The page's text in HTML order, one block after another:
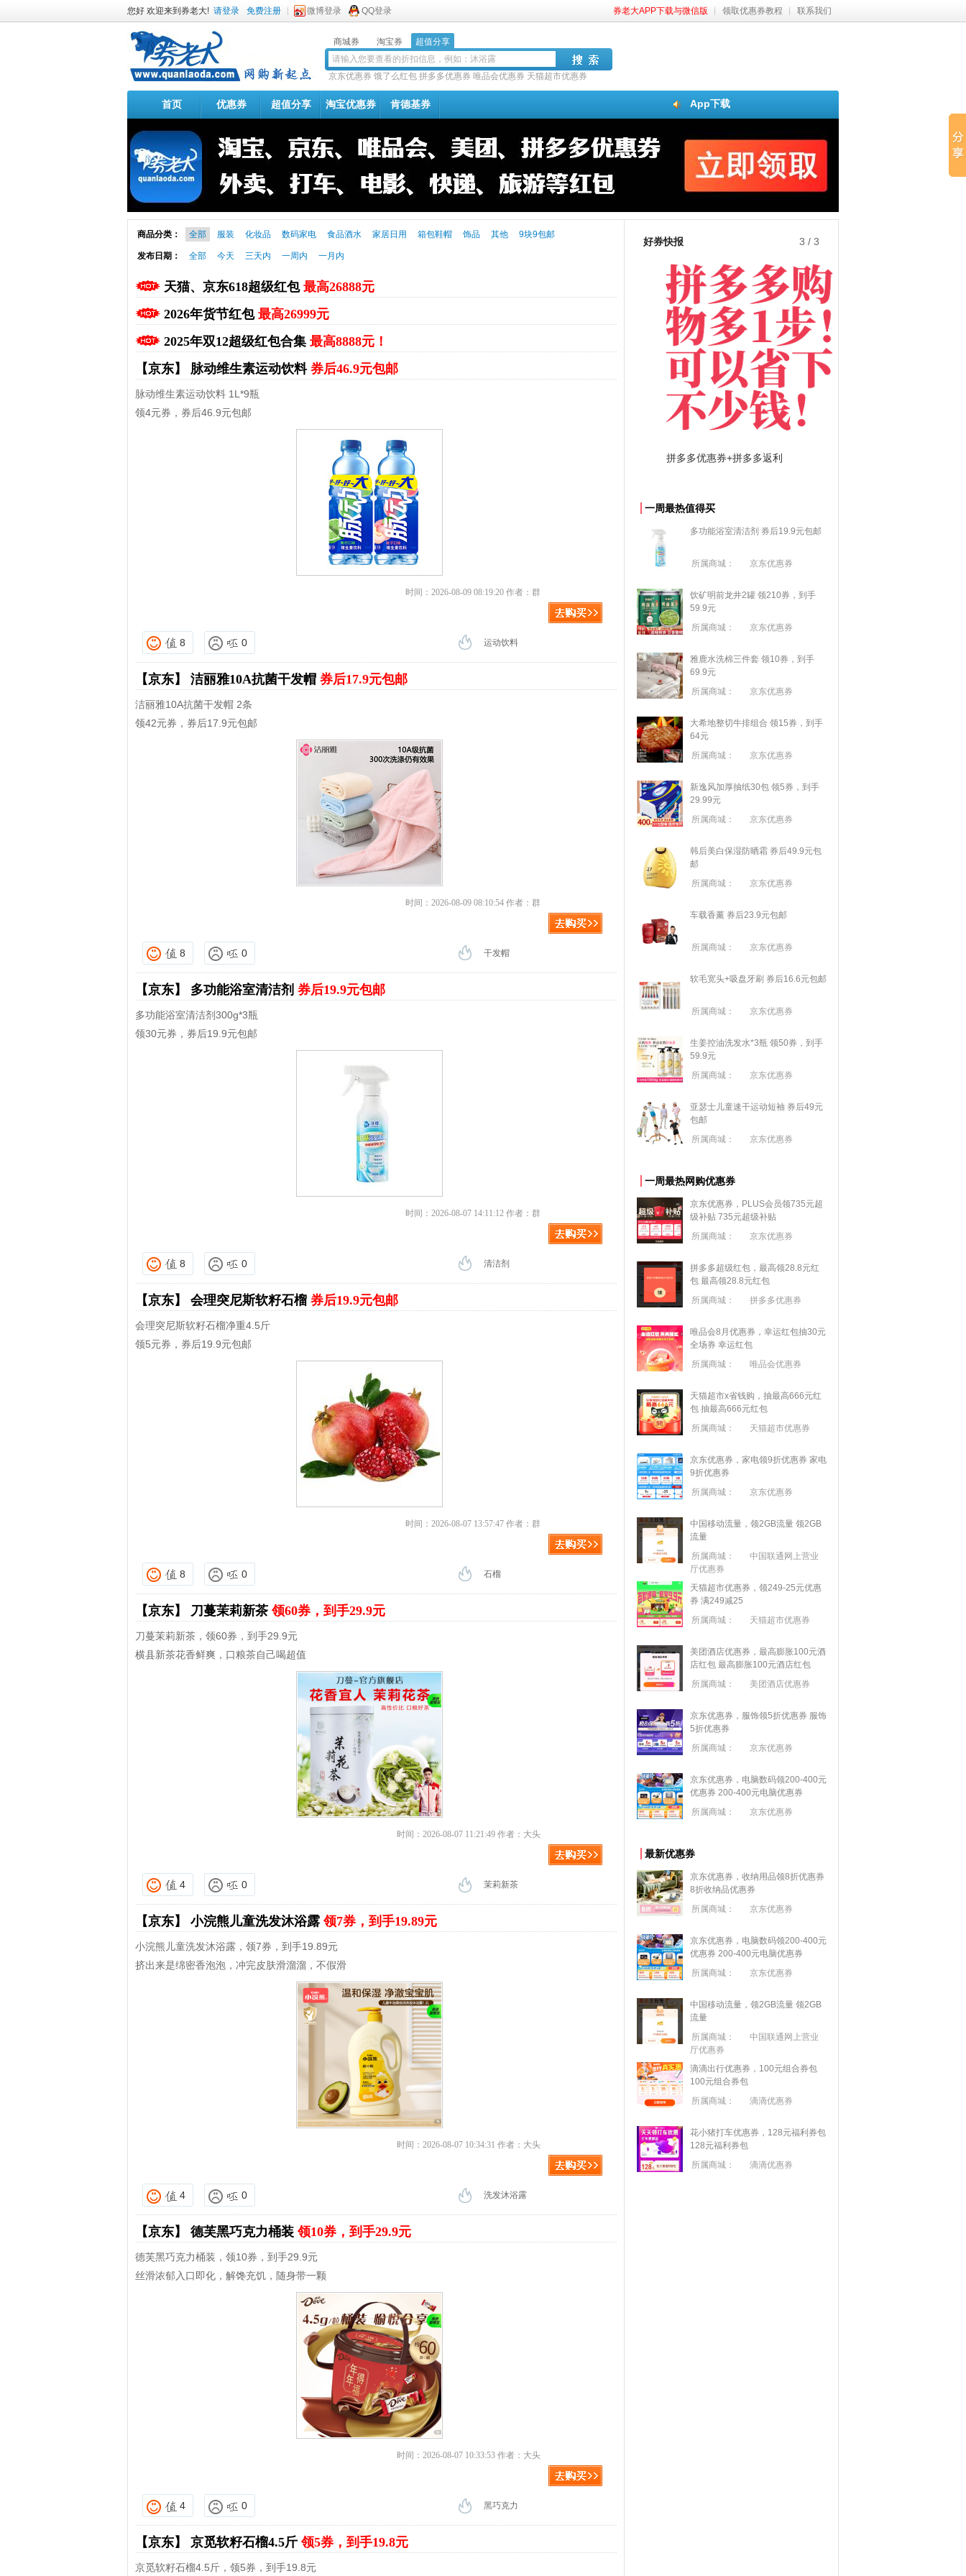
您好 欢迎来到券老大! 请登录 免费注册 微博登录 QQ登录 券老大APP下载与微信版 领取优惠券教程 联系我们
商城券 淘宝券 超值分享
京东优惠券 饿了么红包 拼多多优惠券 唯品会优惠券 天猫超市优惠券
App下载
首页 优惠券 超值分享 淘宝优惠券 肯德基券
商品分类： 全部 服装 化妆品 数码家电 食品酒水 家居日用 箱包鞋帽 饰品 其他 9块9包邮
发布日期： 全部 今天 三天内 一周内 一月内
天猫、京东618超级红包 最高26888元
2026年货节红包 最高26999元
2025年双12超级红包合集 最高8888元！
【京东】 脉动维生素运动饮料 券后46.9元包邮
脉动维生素运动饮料 1L*9瓶
领4元券，券后46.9元包邮
时间：2026-08-09 08:19:20 作者：群
8 0 运动饮料
【京东】 洁丽雅10A抗菌干发帽 券后17.9元包邮
洁丽雅10A抗菌干发帽 2条
领42元券，券后17.9元包邮
时间：2026-08-09 08:10:54 作者：群
8 0 干发帽
【京东】 多功能浴室清洁剂 券后19.9元包邮
多功能浴室清洁剂300g*3瓶
领30元券，券后19.9元包邮
时间：2026-08-07 14:11:12 作者：群
8 0 清洁剂
【京东】 会理突尼斯软籽石榴 券后19.9元包邮
会理突尼斯软籽石榴净重4.5斤
领5元券，券后19.9元包邮
时间：2026-08-07 13:57:47 作者：群
8 0 石榴
【京东】 刀蔓茉莉新茶领60券，到手29.9元
刀蔓茉莉新茶，领60券，到手29.9元
横县新茶花香鲜爽，口粮茶自己喝超值
时间：2026-08-07 11:21:49 作者：大头
4 0 茉莉新茶
【京东】 小浣熊儿童洗发沐浴露领7券，到手19.89元
小浣熊儿童洗发沐浴露，领7券，到手19.89元
挤出来是绵密香泡泡，冲完皮肤滑溜溜，不假滑
时间：2026-08-07 10:34:31 作者：大头
4 0 洗发沐浴露
【京东】 德芙黑巧克力桶装领10券，到手29.9元
德芙黑巧克力桶装，领10券，到手29.9元
丝滑浓郁入口即化，解馋充饥，随身带一颗
时间：2026-08-07 10:33:53 作者：大头
4 0 黑巧克力
【京东】 京觅软籽石榴4.5斤领5券，到手19.8元
京觅软籽石榴4.5斤，领5券，到手19.8元
好券快报 3 / 3
拼多多优惠券+拼多多返利
一周最热值得买
多功能浴室清洁剂 券后19.9元包邮
所属商城： 京东优惠券
饮矿明前龙井2罐 领210券，到手
59.9元
所属商城：
京东优惠券
雅鹿水洗棉三件套 领10券，到手
69.9元
所属商城：
京东优惠券
大希地整切牛排组合 领15券，到手
64元
所属商城：
京东优惠券
新逸风加厚抽纸30包 领5券，到手
29.99元
所属商城：
京东优惠券
韩后美白保湿防晒霜 券后49.9元包
邮
所属商城：
京东优惠券
车载香薰 券后23.9元包邮
所属商城： 京东优惠券
软毛宽头+吸盘牙刷 券后16.6元包邮
所属商城： 京东优惠券
生姜控油洗发水*3瓶 领50券，到手
59.9元
所属商城：
京东优惠券
亚瑟士儿童速干运动短袖 券后49元
包邮
所属商城：
京东优惠券
一周最热网购优惠券
京东优惠券，PLUS会员领735元超
级补贴 735元超级补贴
所属商城：
京东优惠券
拼多多超级红包，最高领28.8元红
包 最高领28.8元红包
所属商城：
拼多多优惠券
唯品会8月优惠券，幸运红包抽30元
全场券 幸运红包
所属商城：
唯品会优惠券
天猫超市x省钱购，抽最高666元红
包 抽最高666元红包
所属商城：
天猫超市优惠券
京东优惠券，家电领9折优惠券 家电
9折优惠券
所属商城：
京东优惠券
中国移动流量，领2GB流量 领2GB
流量
所属商城：
中国联通网上营业
厅优惠券
天猫超市优惠券，领249-25元优惠
券 满249减25
所属商城：
天猫超市优惠券
美团酒店优惠券，最高膨胀100元酒
店红包 最高膨胀100元酒店红包
所属商城：
美团酒店优惠券
京东优惠券，服饰领5折优惠券 服饰
5折优惠券
所属商城：
京东优惠券
京东优惠券，电脑数码领200-400元
优惠券 200-400元电脑优惠券
所属商城：
京东优惠券
最新优惠券
京东优惠券，收纳用品领8折优惠券
8折收纳品优惠券
所属商城：
京东优惠券
京东优惠券，电脑数码领200-400元
优惠券 200-400元电脑优惠券
所属商城：
京东优惠券
中国移动流量，领2GB流量 领2GB
流量
所属商城：
中国联通网上营业
厅优惠券
滴滴出行优惠券，100元组合券包
100元组合券包
所属商城：
滴滴优惠券
花小猪打车优惠券，128元福利券包
128元福利券包
所属商城：
滴滴优惠券